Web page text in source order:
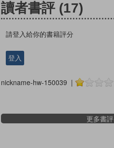
讀者書評 (17)
請登入給你的書籍評分
登入
nickname-hw-150039 |
更多書評